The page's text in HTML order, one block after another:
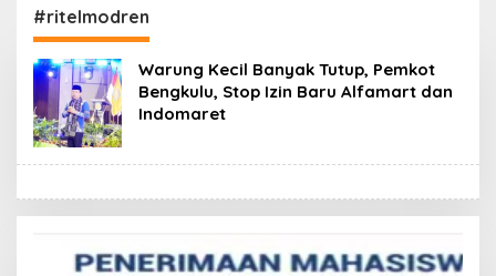
Pelapor untuk Dimintai
Keterangan
#ritelmodren
Warung Kecil Banyak Tutup, Pemkot
Bengkulu, Stop Izin Baru Alfamart dan
Indomaret